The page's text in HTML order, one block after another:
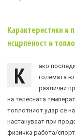
Карактеристики и
исцрпеност и
К
ако
големата
различни
на телесната
топлотниот удар се
настануваат при
физичка работа/